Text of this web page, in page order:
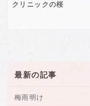
クリニックの桜
最新の記事
梅雨明け